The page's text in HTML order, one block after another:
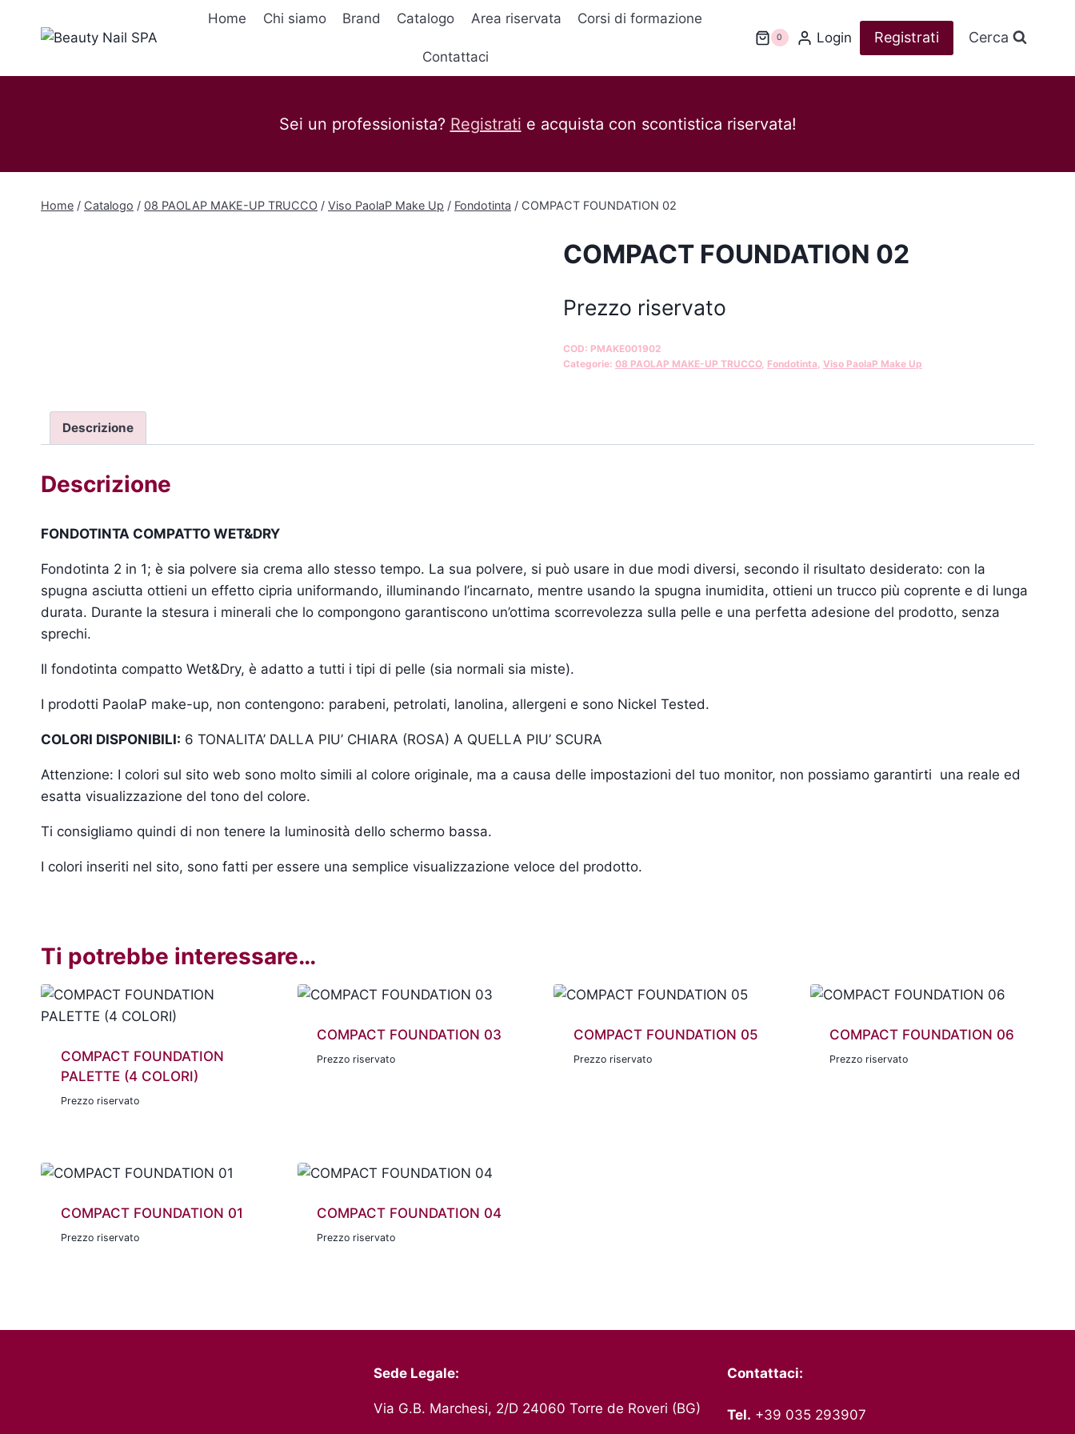
Home Chi siamo Brand Catalogo Area riservata Corsi di formazione
Contattaci
0 Login Registrati Cerca
Sei un professionista? Registrati e acquista con scontistica riservata!
Home / Catalogo / 08 PAOLAP MAKE-UP TRUCCO / Viso PaolaP Make Up / Fondotinta / COMPACT FOUNDATION 02
COMPACT FOUNDATION 02
Prezzo riservato
COD: PMAKE001902
Categorie: 08 PAOLAP MAKE-UP TRUCCO, Fondotinta, Viso PaolaP Make Up
Descrizione
Descrizione
FONDOTINTA COMPATTO WET&DRY
Fondotinta 2 in 1; è sia polvere sia crema allo stesso tempo. La sua polvere, si può usare in due modi diversi, secondo il risultato desiderato: con la
spugna asciutta ottieni un effetto cipria uniformando, illuminando l’incarnato, mentre usando la spugna inumidita, ottieni un trucco più coprente e di lunga
durata. Durante la stesura i minerali che lo compongono garantiscono un’ottima scorrevolezza sulla pelle e una perfetta adesione del prodotto, senza
sprechi.
Il fondotinta compatto Wet&Dry, è adatto a tutti i tipi di pelle (sia normali sia miste).
I prodotti PaolaP make-up, non contengono: parabeni, petrolati, lanolina, allergeni e sono Nickel Tested.
COLORI DISPONIBILI: 6 TONALITA’ DALLA PIU’ CHIARA (ROSA) A QUELLA PIU’ SCURA
Attenzione: I colori sul sito web sono molto simili al colore originale, ma a causa delle impostazioni del tuo monitor, non possiamo garantirti una reale ed
esatta visualizzazione del tono del colore.
Ti consigliamo quindi di non tenere la luminosità dello schermo bassa.
I colori inseriti nel sito, sono fatti per essere una semplice visualizzazione veloce del prodotto.
Ti potrebbe interessare…
COMPACT FOUNDATION
PALETTE (4 COLORI)
Prezzo riservato
COMPACT FOUNDATION 03
Prezzo riservato
COMPACT FOUNDATION 05
Prezzo riservato
COMPACT FOUNDATION 06
Prezzo riservato
COMPACT FOUNDATION 01
Prezzo riservato
COMPACT FOUNDATION 04
Prezzo riservato
Sede Legale:
Via G.B. Marchesi, 2/D 24060 Torre de Roveri (BG)
Contattaci:
Tel. +39 035 293907